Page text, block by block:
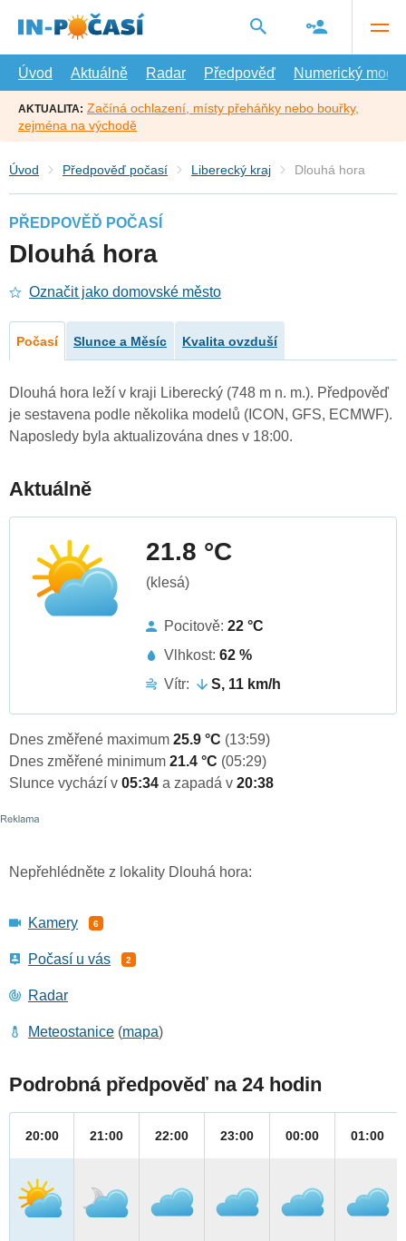
hlavní
Úvod
Aktuálně Radar Předpověď Numerický model
AKTUALITA: Začíná ochlazení, místy přeháňky nebo bouřky,
zejména na východě
Úvod Předpověď počasí Liberecký kraj Dlouhá hora
PŘEDPOVĚĎ POČASÍ
Dlouhá hora
Označit jako domovské město
Počasí Slunce a Měsíc Kvalita ovzduší
Dlouhá hora leží v kraji Liberecký (748 m n. m.). Předpověď
je sestavena podle několika modelů (ICON, GFS, ECMWF).
Naposledy byla aktualizována dnes v 18:00.
Aktuálně
21.8 °C
(klesá)
Pocitově: 22 °C
Vlhkost: 62 %
Vítr:
S, 11 km/h
Dnes změřené maximum 25.9 °C (13:59)
Dnes změřené minimum 21.4 °C (05:29)
Slunce vychází v 05:34 a zapadá v 20:38
Nepřehlédněte z lokality Dlouhá hora:
Kamery 6
Počasí u vás 2
Radar
Meteostanice (mapa)
Podrobná předpověď na 24 hodin
20:00 21:00 22:00 23:00 00:00 01:00